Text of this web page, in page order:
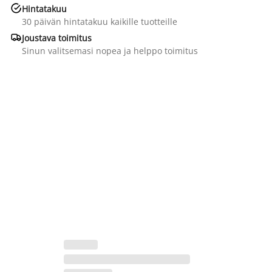
Hintatakuu
30 päivän hintatakuu kaikille tuotteille
Joustava toimitus
Sinun valitsemasi nopea ja helppo toimitus